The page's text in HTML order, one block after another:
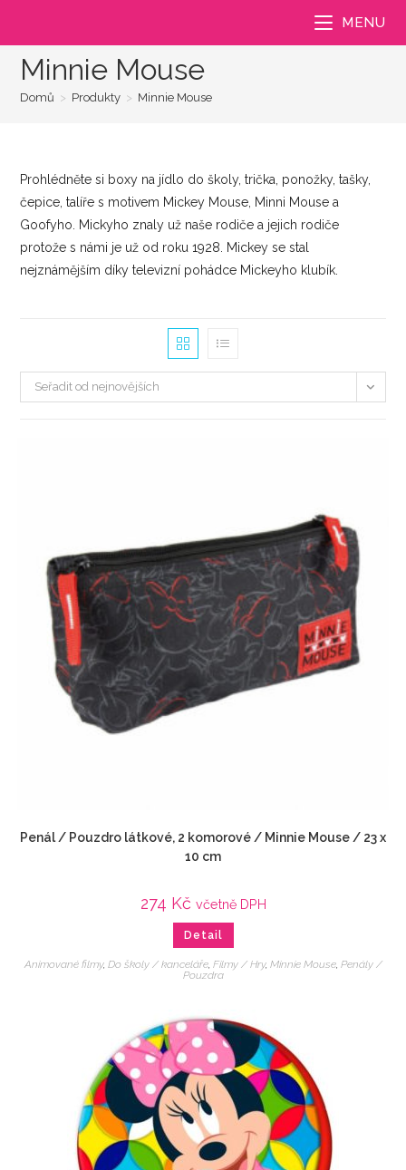
MENU
Minnie Mouse
Domů > Produkty > Minnie Mouse
Prohlédněte si boxy na jídlo do školy, trička, ponožky, tašky,
čepice, talíře s motivem Mickey Mouse, Minni Mouse a
Goofyho. Mickyho znaly už naše rodiče a jejich rodiče
protože s námi je už od roku 1928. Mickey se stal
nejznámějším díky televizní pohádce Mickeyho klubík.
Seřadit od nejnovějších
Penál / Pouzdro látkové, 2 komorové / Minnie Mouse / 23 x
10 cm
274 Kč včetně DPH
Detail
Animované filmy, Do školy / kanceláře, Filmy / Hry, Minnie Mouse, Penály /
Pouzdra